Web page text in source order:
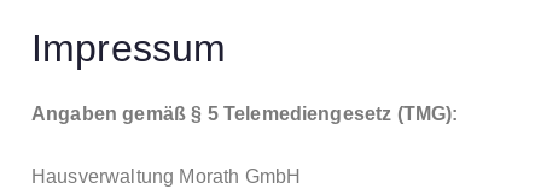
Impressum
Angaben gemäß § 5 Telemediengesetz (TMG):
Hausverwaltung Morath GmbH